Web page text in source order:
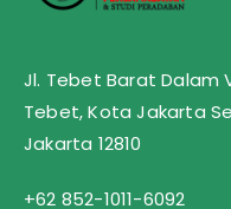
Jl. Tebet Barat Dalam
Tebet, Kota Jakarta
Jakarta 12810
+62 852-1011-6092